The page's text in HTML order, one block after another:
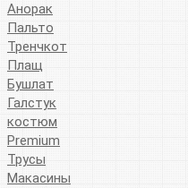
Анорак
Пальто
Тренчкот
Плащ
Бушлат
Галстук
костюм
Premium
Трусы
Макасины